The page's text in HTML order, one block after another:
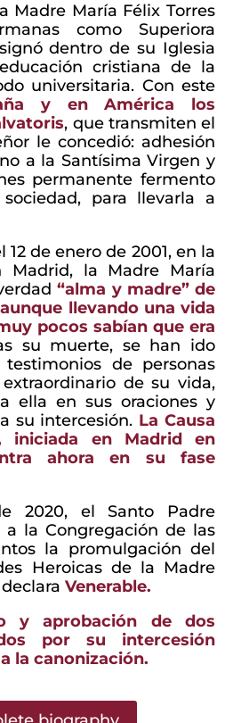
Madre María Félix Torres
como Superiora
dentro de su Iglesia
cristiana de la
universitaria. Con este
y en América los
, que transmiten el
le concedió: adhesión
a la Santísima Virgen y
permanente fermento
para llevarla a
de enero de 2001, en la
Madrid, la Madre María
“alma y madre” de
llevando una vida
pocos sabían que era
su muerte, se han ido
de personas
de su vida,
ella en sus oraciones y
su intercesión. La Causa
iniciada en Madrid en
ahora en su fase
2020, el Santo Padre
a la Congregación de las
la promulgación del
Heroicas de la Madre
Venerable.
y aprobación de dos
por su intercesión
la canonización.